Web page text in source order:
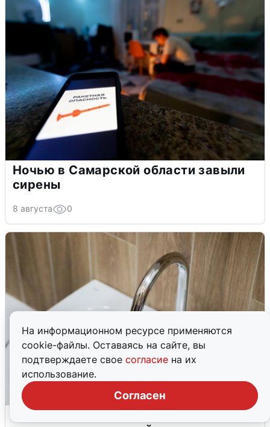
На информационном ресурсе применяются
cookie-файлы. Оставаясь на сайте, вы
подтверждаете свое согласие на их
использование.
Согласен
Ночью в Самарской области завыли
сирены
8 августа 0
В Архангельске перенесли сроки